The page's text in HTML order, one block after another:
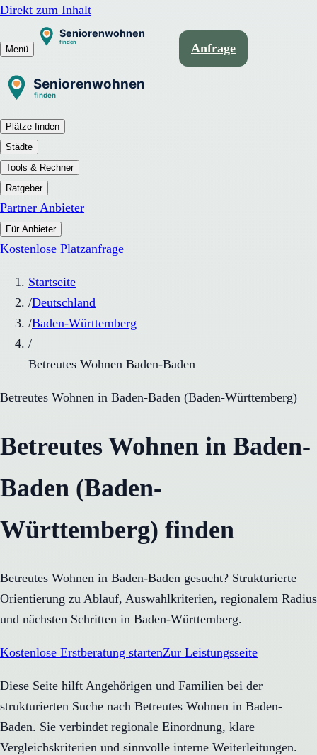
Direkt zum Inhalt
Menü Anfrage
Plätze finden
Städte
Tools & Rechner
Ratgeber
Partner Anbieter
Für Anbieter
Kostenlose Platzanfrage
Startseite
/Deutschland
/Baden-Württemberg
/
Betreutes Wohnen Baden-Baden
Betreutes Wohnen in Baden-Baden (Baden-Württemberg)
Betreutes Wohnen in Baden-
Baden (Baden-
Württemberg) finden
Betreutes Wohnen in Baden-Baden gesucht? Strukturierte
Orientierung zu Ablauf, Auswahlkriterien, regionalem Radius
und nächsten Schritten in Baden-Württemberg.
Kostenlose Erstberatung startenZur Leistungsseite
Diese Seite hilft Angehörigen und Familien bei der
strukturierten Suche nach Betreutes Wohnen in Baden-
Baden. Sie verbindet regionale Einordnung, klare
Vergleichskriterien und sinnvolle interne Weiterleitungen.